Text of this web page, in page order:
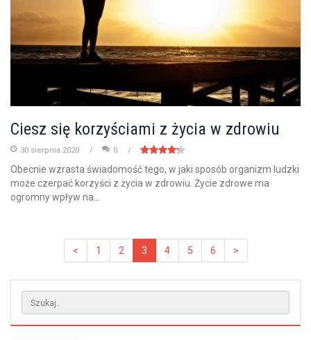
Ciesz się korzyściami z życia w zdrowiu
30 sierpnia 2020 0
Obecnie wzrasta świadomość tego, w jaki sposób organizm ludzki
może czerpać korzyści z życia w zdrowiu. Życie zdrowe ma
ogromny wpływ na...
< 1 2 3 4 5 6 >